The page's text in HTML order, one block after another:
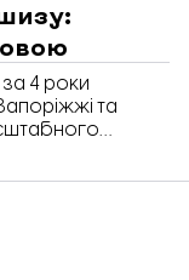
за 4 роки
та
Запоріжжя»
великих